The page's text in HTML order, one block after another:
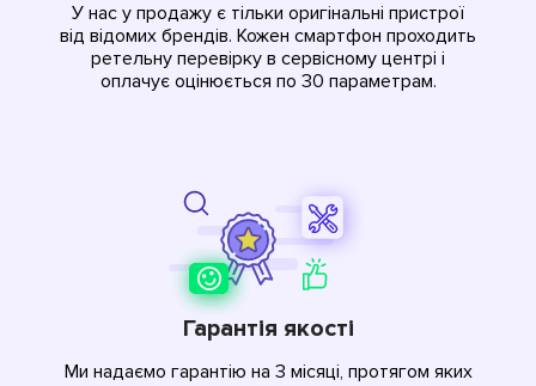
У нас у продажу є тільки оригінальні пристрої
від відомих брендів. Кожен смартфон проходить
ретельну перевірку в сервісному центрі і
оплачує оцінюється по 30 параметрам.
Гарантія якості
Ми надаємо гарантію на 3 місяці, протягом яких